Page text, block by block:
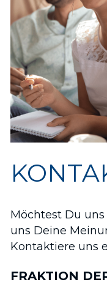
Möchtest Du
uns Deine
Kontaktiere uns
FRAKTION